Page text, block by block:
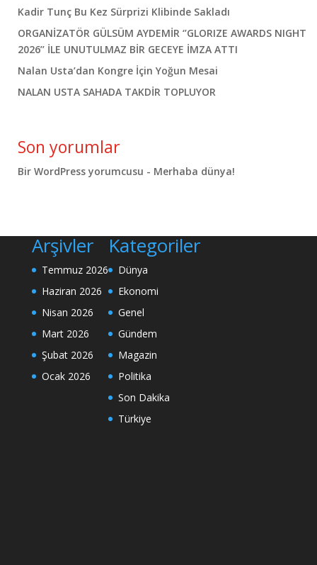
Kadir Tunç Bu Kez Sürprizi Klibinde Sakladı
ORGANİZATÖR GÜLSÜM AYDEMİR ‘’GLORIZE AWARDS NIGHT
2026’’ İLE UNUTULMAZ BİR GECEYE İMZA ATTI
Nalan Usta’dan Kongre İçin Yoğun Mesai
NALAN USTA SAHADA TAKDİR TOPLUYOR
Son yorumlar
Bir WordPress yorumcusu - Merhaba dünya!
Arşivler
Temmuz 2026
Haziran 2026
Nisan 2026
Mart 2026
Şubat 2026
Ocak 2026
Kategoriler
Dünya
Ekonomi
Genel
Gündem
Magazin
Politika
Son Dakika
Türkiye